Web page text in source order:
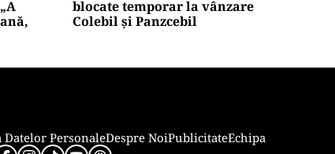
Guinness World Records la Nibiru